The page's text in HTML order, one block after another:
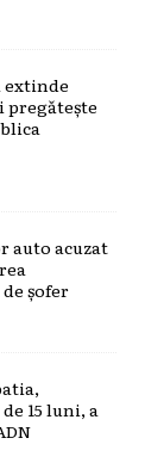
extinde
pregătește
auto acuzat
șofer
15 luni, a